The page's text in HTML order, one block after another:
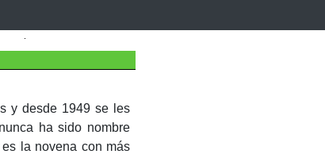
y desde 1949 se les
ha sido nombre
la novena con más